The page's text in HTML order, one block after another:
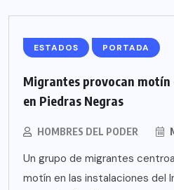
ESTADOS PORTADA
Migrantes provocan motín
en Piedras Negras
HOMBRES DEL PODER
Un grupo de migrantes
motín en las instalaciones del